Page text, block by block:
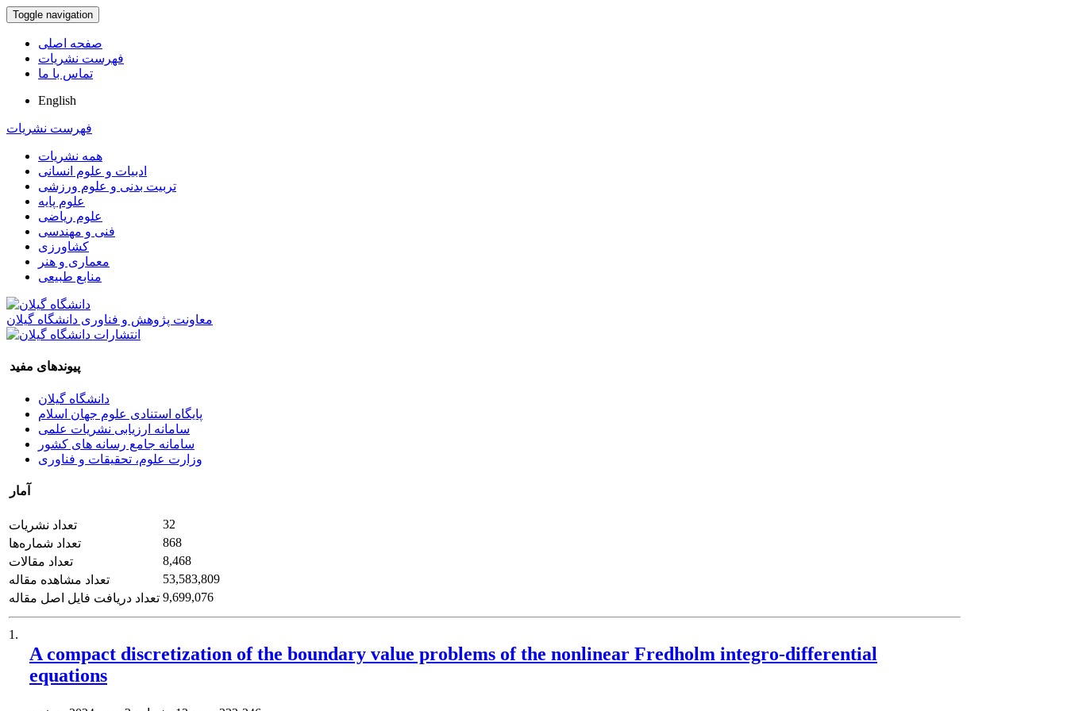
Toggle navigation
صفحه اصلی
فهرست نشریات
تماس با ما
English
فهرست نشریات
همه نشریات
ادبیات و علوم انسانی
تربیت بدنی و علوم ورزشی
علوم پایه
علوم ریاضی
فنی و مهندسی
کشاورزی
معماری و هنر
منابع طبیعی
معاونت پژوهش و فناوری دانشگاه گیلان
پیوندهای مفید
دانشگاه گیلان
پایگاه استنادی علوم جهان اسلام
سامانه ارزیابی نشریات علمی
سامانه جامع رسانه های کشور
وزارت علوم، تحقیقات و فناوری
آمار
تعداد نشریات
32
تعداد شماره‌ها
868
تعداد مقالات
8,468
تعداد مشاهده مقاله
53,583,809
تعداد دریافت فایل اصل مقاله 9,699,076
1.
A compact discretization of the boundary value problems of the nonlinear Fredholm integro-differential
equations